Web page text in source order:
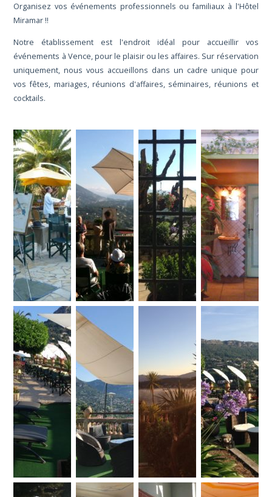
Organisez vos événements professionnels ou familiaux à l'Hôtel
Miramar !!
Notre établissement est l'endroit idéal pour accueillir vos
événements à Vence, pour le plaisir ou les affaires. Sur réservation
uniquement, nous vous accueillons dans un cadre unique pour
vos fêtes, mariages, réunions d'affaires, séminaires, réunions et
cocktails.